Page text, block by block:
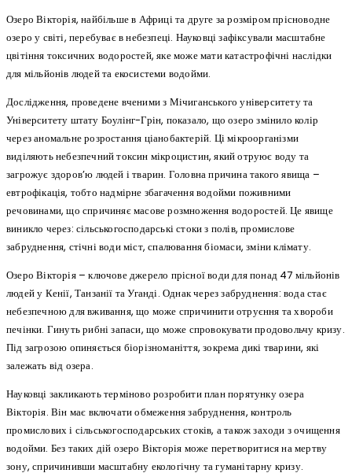
Озеро Вікторія, найбільше в Африці та друге за розміром прісноводне
озеро у світі, перебуває в небезпеці. Науковці зафіксували масштабне
цвітіння токсичних водоростей, яке може мати катастрофічні наслідки
для мільйонів людей та екосистеми водойми.
Дослідження, проведене вченими з Мічиганського університету та
Університету штату Боулінг-Грін, показало, що озеро змінило колір
через аномальне розростання ціанобактерій. Ці мікроорганізми
виділяють небезпечний токсин мікроцистин, який отруює воду та
загрожує здоров’ю людей і тварин. Головна причина такого явища –
евтрофікація, тобто надмірне збагачення водойми поживними
речовинами, що спричиняє масове розмноження водоростей. Це явище
виникло через: сільськогосподарські стоки з полів, промислове
забруднення, стічні води міст, спалювання біомаси, зміни клімату.
Озеро Вікторія – ключове джерело прісної води для понад 47 мільйонів
людей у Кенії, Танзанії та Уганді. Однак через забруднення: вода стає
небезпечною для вживання, що може спричинити отруєння та хвороби
печінки. Гинуть рибні запаси, що може спровокувати продовольчу кризу.
Під загрозою опиняється біорізноманіття, зокрема дикі тварини, які
залежать від озера.
Науковці закликають терміново розробити план порятунку озера
Вікторія. Він має включати обмеження забруднення, контроль
промислових і сільськогосподарських стоків, а також заходи з очищення
водойми. Без таких дій озеро Вікторія може перетворитися на мертву
зону, спричинивши масштабну екологічну та гуманітарну кризу.